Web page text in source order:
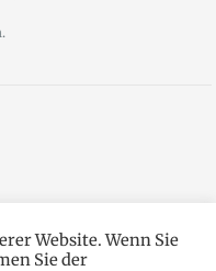
Öffnungszeiten!
mit uns.Onlineberatung
Website. Wenn Sie
Sie der